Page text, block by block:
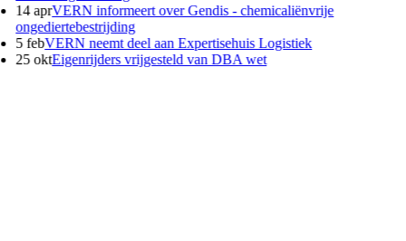
14 aprVERN informeert over Gendis - chemicaliënvrije
ongediertebestrijding
5 febVERN neemt deel aan Expertisehuis Logistiek
25 oktEigenrijders vrijgesteld van DBA wet